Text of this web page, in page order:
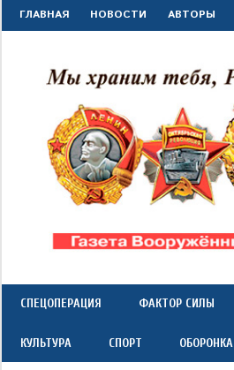
Перейти
к
ГЛАВНАЯ НОВОСТИ АВТОРЫ
"Красная
звезда"
Вооружённых
Сил
Федерации
*
СПЕЦОПЕРАЦИЯ ФАКТОР СИЛЫ
КУЛЬТУРА СПОРТ ОБОРОНКА